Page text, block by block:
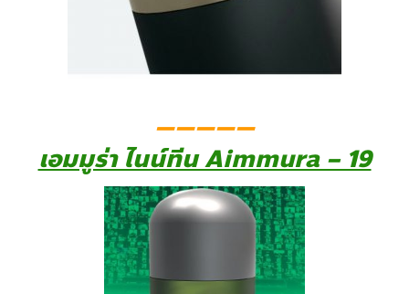
—————
เอมมูร่า ไนน์ทีน Aimmura – 19